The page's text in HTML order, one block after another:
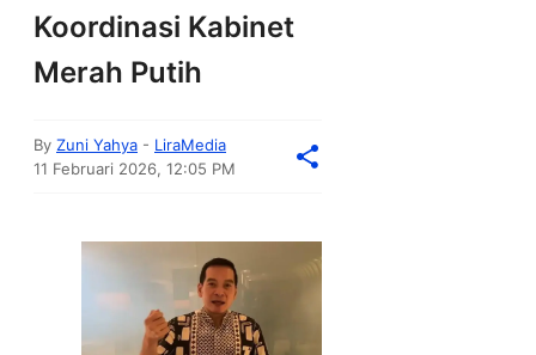
Koordinasi Kabinet
Merah Putih
By Zuni Yahya - LiraMedia
11 Februari 2026, 12:05 PM